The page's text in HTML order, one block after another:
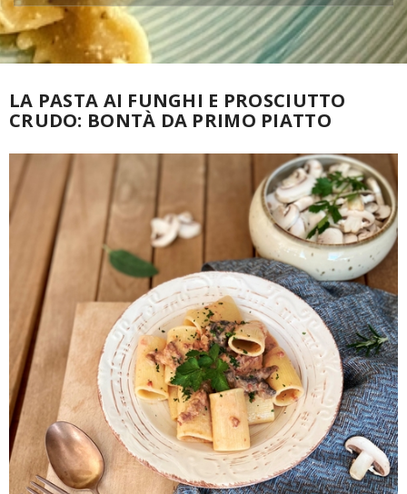
LA PASTA AI FUNGHI E PROSCIUTTO
CRUDO: BONTÀ DA PRIMO PIATTO